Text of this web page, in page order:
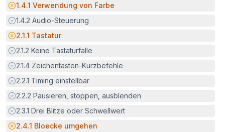
Potenzielle Barriere:
1.4.1 Verwendung von Farbe
Erfüllt:
1.4.2 Audio-Steuerung
Potenzielle Barriere:
2.1.1 Tastatur
Erfüllt:
2.1.2 Keine Tastaturfalle
Erfüllt:
2.1.4 Zeichentasten-Kurzbefehle
Erfüllt:
2.2.1 Timing einstellbar
Erfüllt:
2.2.2 Pausieren, stoppen, ausblenden
Erfüllt:
2.3.1 Drei Blitze oder Schwellwert
Potenzielle Barriere:
2.4.1 Bloecke umgehen